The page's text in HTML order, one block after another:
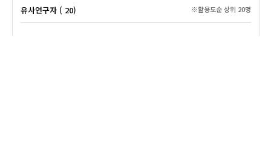
유사연구자 ( 20)
※활용도순 상위 20명